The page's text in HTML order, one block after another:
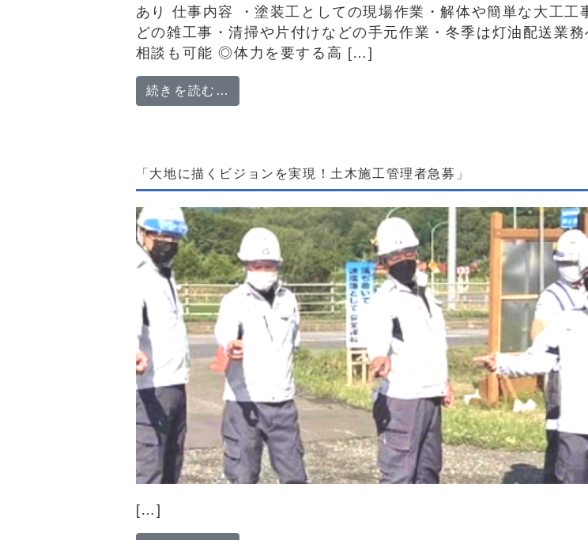
あり 仕事内容 ・塗装工としての現場作業・解体や簡単な大工工
どの雑工事・清掃や片付けなどの手元作業・冬季は灯油配送業務
相談も可能 ◎体力を要する高 […]
続きを読む…
「大地に描くビジョンを実現！土木施工管理者急募」
[…]